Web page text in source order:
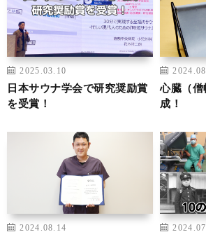
2025.03.10
日本サウナ学会で研究奨励賞
を受賞！
心臓（
成！
2024.08.14